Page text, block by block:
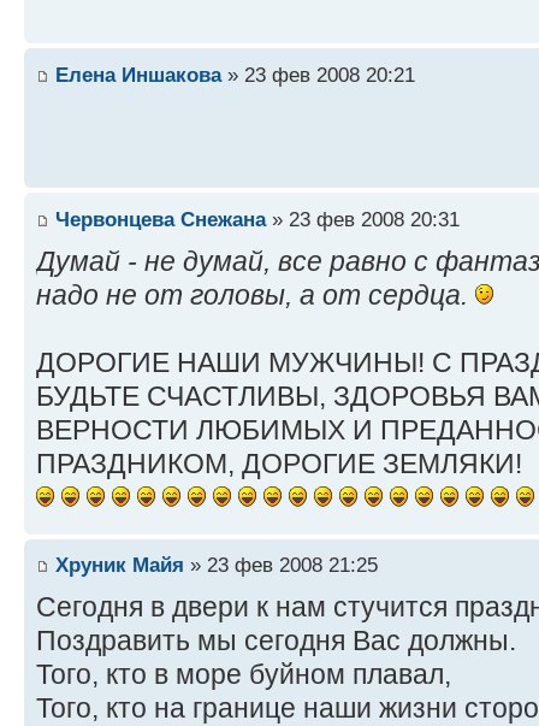
Елена Иншакова» 23 фев 2008 20:21
Червонцева Снежана» 23 фев 2008 20:31
Думай - не думай, все равно с
надо не от головы, а от сердца.
ДОРОГИЕ НАШИ МУЖЧИНЫ! С
БУДЬТЕ СЧАСТЛИВЫ, ЗДОРОВЬЯ
ВЕРНОСТИ ЛЮБИМЫХ И
ПРАЗДНИКОМ, ДОРОГИЕ ЗЕМЛЯКИ!
Хруник Майя » 23 фев 2008 21:25
Сегодня в двери к нам стучится
Поздравить мы сегодня Вас должны.
Того, кто в море буйном плавал,
Того, кто на границе наши жизни